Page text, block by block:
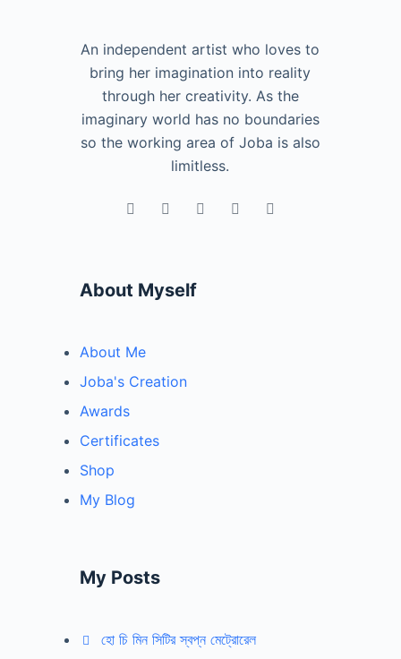
An independent artist who loves to
bring her imagination into reality
through her creativity. As the
imaginary world has no boundaries
so the working area of Joba is also
limitless.
About Myself
About Me
Joba's Creation
Awards
Certificates
Shop
My Blog
My Posts
হো চি মিন সিটির স্বপ্ন মেট্রোরেল